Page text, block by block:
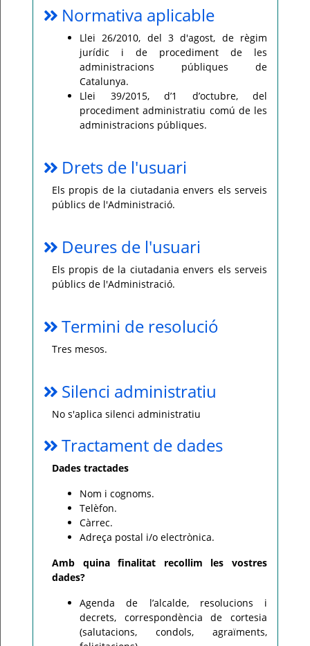
Normativa aplicable
Llei 26/2010, del 3 d'agost, de règim
jurídic i de procediment de les
administracions públiques de
Catalunya.
Llei 39/2015, d’1 d’octubre, del
procediment administratiu comú de les
administracions públiques.
Drets de l'usuari
Els propis de la ciutadania envers els serveis
públics de l'Administració.
Deures de l'usuari
Els propis de la ciutadania envers els serveis
públics de l'Administració.
Termini de resolució
Tres mesos.
Silenci administratiu
No s'aplica silenci administratiu
Tractament de dades
Dades tractades
Nom i cognoms.
Telèfon.
Càrrec.
Adreça postal i/o electrònica.
Amb quina finalitat recollim les vostres
dades?
Agenda de l’alcalde, resolucions i
decrets, correspondència de cortesia
(salutacions, condols, agraïments,